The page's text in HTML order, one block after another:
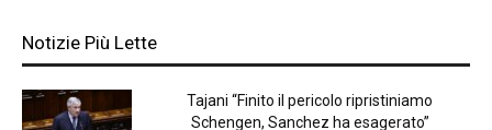
Notizie Più Lette
Tajani “Finito il pericolo ripristiniamo
Schengen, Sanchez ha esagerato”